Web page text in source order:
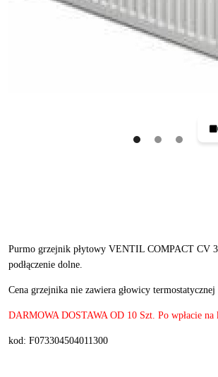
Purmo grzejnik płytowy VENTIL COMPACT CV
podłączenie dolne.
Cena grzejnika nie zawiera głowicy
DARMOWA DOSTAWA OD 10 Szt. Po wpłacie na
kod: F073304504011300